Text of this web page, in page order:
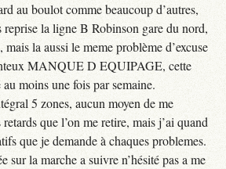
au boulot comme beaucoup d’autres,
reprise la ligne B Robinson gare du nord,
la aussi le meme problème d’excuse
MANQUE D EQUIPAGE, cette
au moins une fois par semaine.
5 zones, aucun moyen de me
que l’on me retire, mais j’ai quand
que je demande à chaques problemes.
sur la marche a suivre n’hésité pas a me